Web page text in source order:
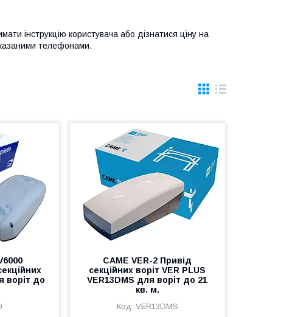
інструкцію користувача або дізнатися ціну на
телефонами.
воріт до
CAME VER-2 Привід
секційних воріт VER PLUS
VER13DMS для воріт до 21
кв. м.
VER13DMS